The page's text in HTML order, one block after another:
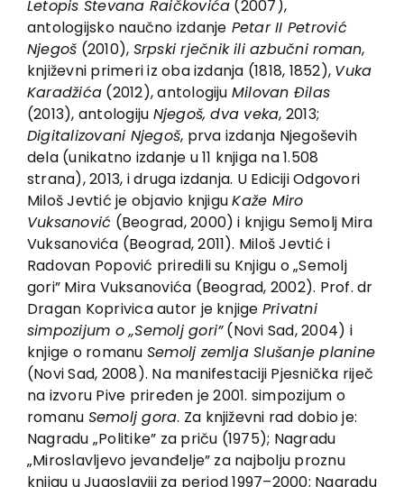
Letopis Stevana Raičkovića (2007),
antologijsko naučno izdanje Petar II Petrović
Njegoš (2010), Srpski rječnik ili azbučni roman,
književni primeri iz oba izdanja (1818, 1852), Vuka
Karadžića (2012), antologiju Milovan Đilas
(2013), antologiju Njegoš, dva veka, 2013;
Digitalizovani Njegoš, prva izdanja Njegoševih
dela (unikatno izdanje u 11 knjiga na 1.508
strana), 2013, i druga izdanja. U Ediciji Odgovori
Miloš Jevtić je objavio knjiguKaže Miro
Vuksanović (Beograd, 2000) i knjigu Semolj Mira
Vuksanovića (Beograd, 2011). Miloš Jevtić i
Radovan Popović priredili su Knjigu o „Semolj
gori” Mira Vuksanovića (Beograd, 2002). Prof. dr
Dragan Koprivica autor je knjige Privatni
simpozijum o „Semolj gori”(Novi Sad, 2004) i
knjige o romanu Semolj zemlja Slušanje planine
(Novi Sad, 2008). Na manifestaciji Pjesnička riječ
na izvoru Pive priređen je 2001. simpozijum o
romanu Semolj gora. Za književni rad dobio je:
Nagradu „Politike” za priču (1975); Nagradu
„Miroslavljevo jevanđelje” za najbolju proznu
knjigu u Jugoslaviji za period 1997–2000; Nagradu